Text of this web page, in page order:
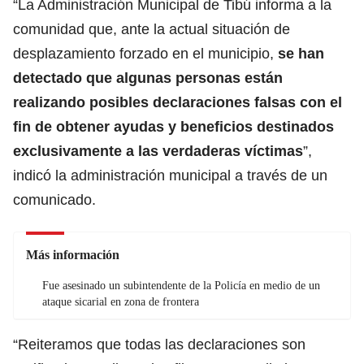
“La Administración Municipal de Tibú informa a la
comunidad que, ante la actual situación de
desplazamiento forzado en el municipio, se han
detectado que algunas personas están
realizando posibles declaraciones falsas con el
fin de obtener ayudas y beneficios destinados
exclusivamente a las verdaderas víctimas”,
indicó la administración municipal a través de un
comunicado.
Más información
Fue asesinado un subintendente de la Policía en medio de un
ataque sicarial en zona de frontera
“Reiteramos que todas las declaraciones son